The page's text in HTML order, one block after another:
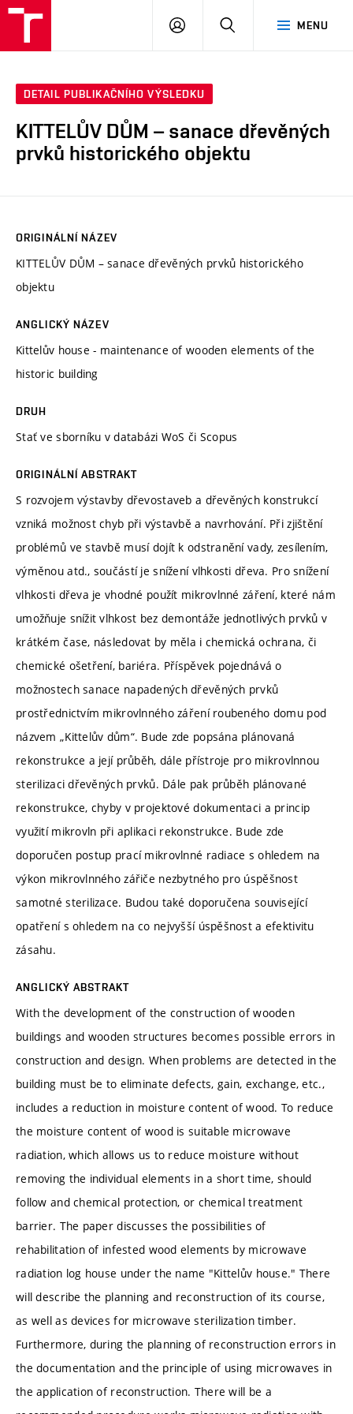
MENU
PŘIHLÁSIT
DETAIL PUBLIKAČNÍHO VÝSLEDKU
KITTELŮV DŮM – sanace dřevěných
prvků historického objektu
ORIGINÁLNÍ NÁZEV
KITTELŮV DŮM – sanace dřevěných prvků historického
objektu
ANGLICKÝ NÁZEV
Kittelův house - maintenance of wooden elements of the
historic building
DRUH
Stať ve sborníku v databázi WoS či Scopus
ORIGINÁLNÍ ABSTRAKT
S rozvojem výstavby dřevostaveb a dřevěných konstrukcí
vzniká možnost chyb při výstavbě a navrhování. Při zjištění
problémů ve stavbě musí dojít k odstranění vady, zesílením,
výměnou atd., součástí je snížení vlhkosti dřeva. Pro snížení
vlhkosti dřeva je vhodné použít mikrovlnné záření, které nám
umožňuje snížit vlhkost bez demontáže jednotlivých prvků v
krátkém čase, následovat by měla i chemická ochrana, či
chemické ošetření, bariéra. Příspěvek pojednává o
možnostech sanace napadených dřevěných prvků
prostřednictvím mikrovlnného záření roubeného domu pod
názvem „Kittelův dům“. Bude zde popsána plánovaná
rekonstrukce a její průběh, dále přístroje pro mikrovlnnou
sterilizaci dřevěných prvků. Dále pak průběh plánované
rekonstrukce, chyby v projektové dokumentaci a princip
využití mikrovln při aplikaci rekonstrukce. Bude zde
doporučen postup prací mikrovlnné radiace s ohledem na
výkon mikrovlnného zářiče nezbytného pro úspěšnost
samotné sterilizace. Budou také doporučena související
opatření s ohledem na co nejvyšší úspěšnost a efektivitu
zásahu.
ANGLICKÝ ABSTRAKT
With the development of the construction of wooden
buildings and wooden structures becomes possible errors in
construction and design. When problems are detected in the
building must be to eliminate defects, gain, exchange, etc.,
includes a reduction in moisture content of wood. To reduce
the moisture content of wood is suitable microwave
radiation, which allows us to reduce moisture without
removing the individual elements in a short time, should
follow and chemical protection, or chemical treatment
barrier. The paper discusses the possibilities of
rehabilitation of infested wood elements by microwave
radiation log house under the name "Kittelův house." There
will describe the planning and reconstruction of its course,
as well as devices for microwave sterilization timber.
Furthermore, during the planning of reconstruction errors in
the documentation and the principle of using microwaves in
the application of reconstruction. There will be a